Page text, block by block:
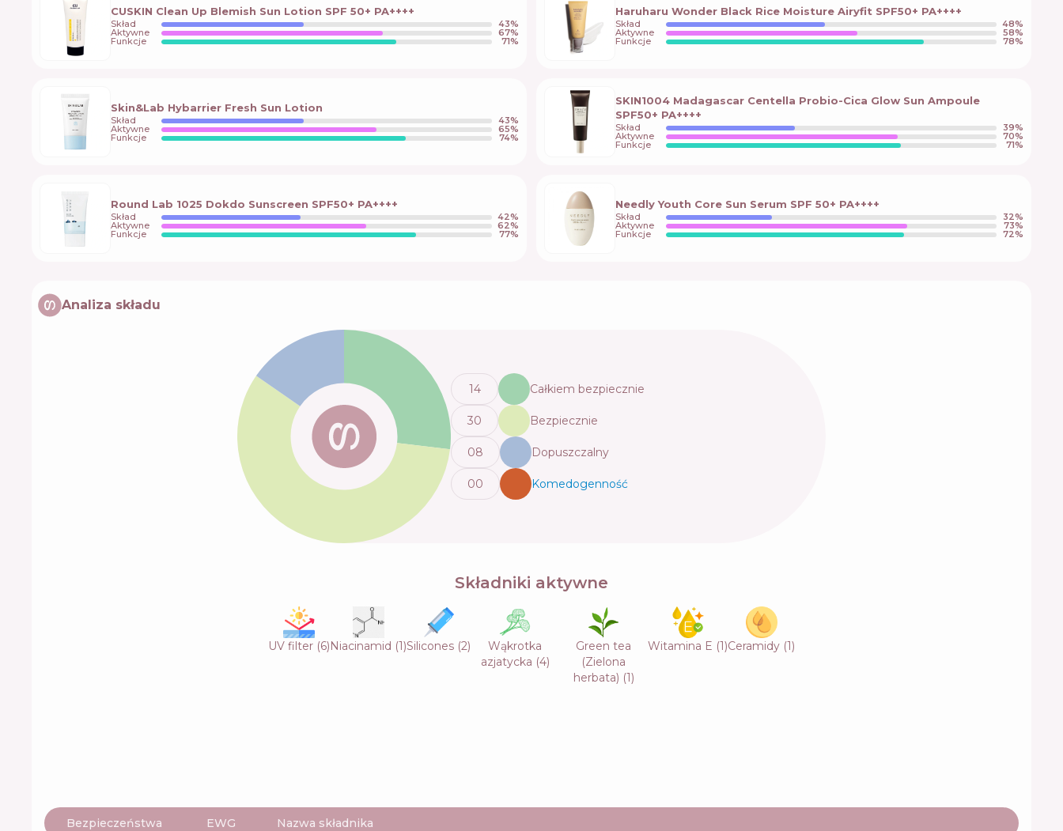
CUSKIN Clean Up Blemish Sun Lotion SPF 50+ PA++++
Skład 43%
Aktywne 67%
Funkcje 71%
Haruharu Wonder Black Rice Moisture Airyfit SPF50+ PA++++
Skład 48%
Aktywne 58%
Funkcje 78%
Skin&Lab Hybarrier Fresh Sun Lotion
Skład 43%
Aktywne 65%
Funkcje 74%
SKIN1004 Madagascar Centella Probio-Cica Glow Sun Ampoule
SPF50+ PA++++
Skład 39%
Aktywne 70%
Funkcje 71%
Round Lab 1025 Dokdo Sunscreen SPF50+ PA++++
Skład 42%
Aktywne 62%
Funkcje 77%
Needly Youth Core Sun Serum SPF 50+ PA++++
Skład 32%
Aktywne 73%
Funkcje 72%
Analiza składu
14 Całkiem bezpiecznie
30 Bezpiecznie
08 Dopuszczalny
00 Komedogenność
Składniki aktywne
UV filter (6)Niacinamid (1)Silicones (2)
Wąkrotka
azjatycka (4)
Green tea
(Zielona
herbata) (1)
Witamina E (1)Ceramidy (1)
Bezpieczeństwa EWG Nazwa składnika